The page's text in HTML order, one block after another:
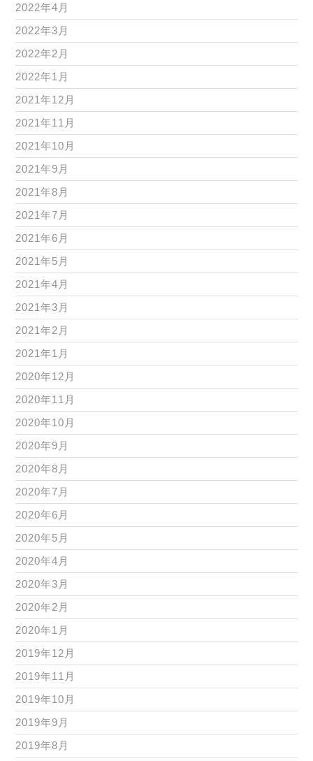
2022年4月
2022年3月
2022年2月
2022年1月
2021年12月
2021年11月
2021年10月
2021年9月
2021年8月
2021年7月
2021年6月
2021年5月
2021年4月
2021年3月
2021年2月
2021年1月
2020年12月
2020年11月
2020年10月
2020年9月
2020年8月
2020年7月
2020年6月
2020年5月
2020年4月
2020年3月
2020年2月
2020年1月
2019年12月
2019年11月
2019年10月
2019年9月
2019年8月